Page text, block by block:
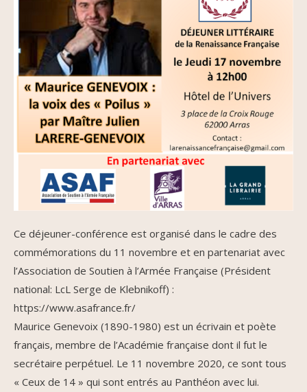
Ce déjeuner-conférence est organisé dans le cadre des
commémorations du 11 novembre et en partenariat avec
l’Association de Soutien à l’Armée Française (Président
national: LcL Serge de Klebnikoff) :
https://www.asafrance.fr/
Maurice Genevoix (1890-1980) est un écrivain et poète
français, membre de l’Académie française dont il fut le
secrétaire perpétuel. Le 11 novembre 2020, ce sont tous
« Ceux de 14 » qui sont entrés au Panthéon avec lui.